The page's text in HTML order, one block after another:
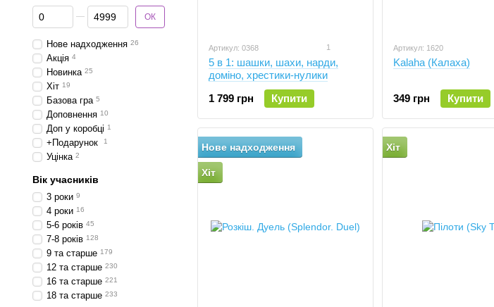
Артикул: 0368 1
5 в 1: шашки, шахи, нарди,
доміно, хрестики-нулики
1 799 грн
Купити
Артикул: 1620
Kalaha (Калаха)
349 грн Купити
Нове надходження
Хіт
Хіт
Від Ціна, грн
До Ціна, грн ОК
Нове надходження 26
Акція 4
Новинка 25
Хіт 19
Базова гра 5
Доповнення 10
Доп у коробці 1
+Подарунок 1
Уцінка 2
Вік учасників
3 роки 9
4 роки 16
5-6 років 45
7-8 років 128
9 та старше 179
12 та старше 230
16 та старше 221
18 та старше 233